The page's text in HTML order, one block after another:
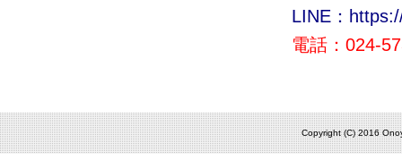
LINE：
電話：024-
Copyright (C) 2016